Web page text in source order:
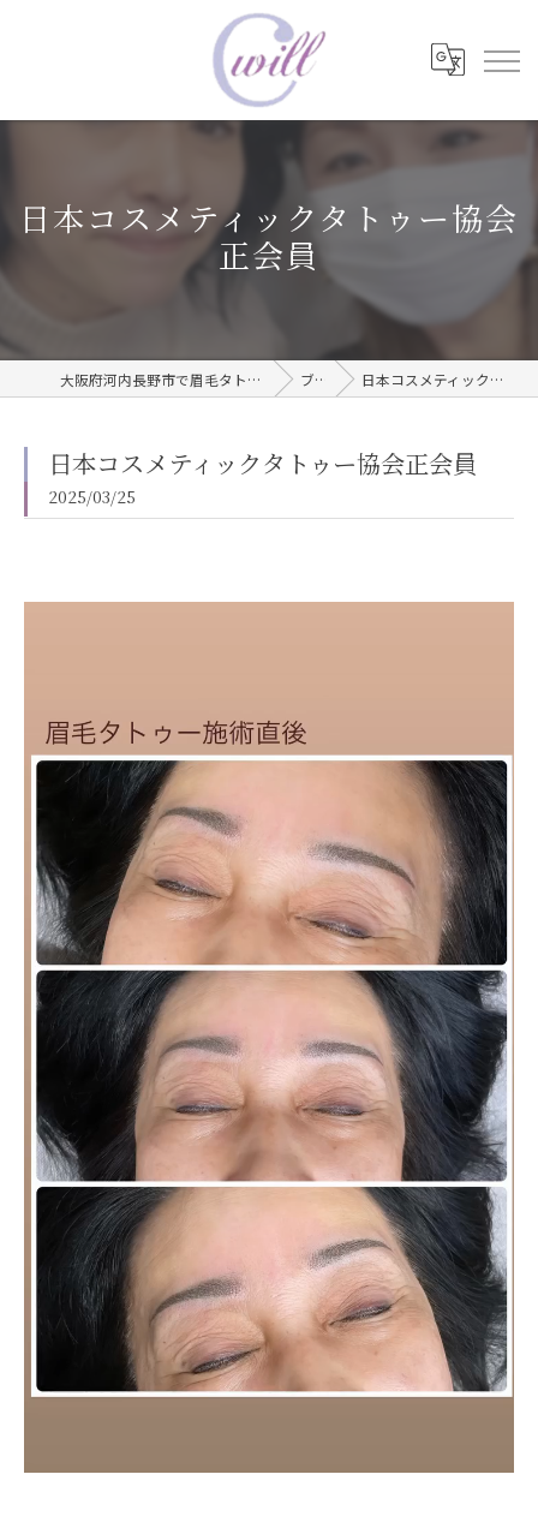
日本コスメティックタトゥー協会
正会員
大阪府河内長野市で眉毛タトゥーならwill care サロン ブログ 日本コスメティックタトゥー協会正会員
日本コスメティックタトゥー協会正会員
2025/03/25